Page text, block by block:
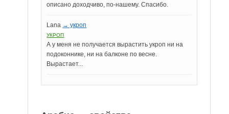
описано доходчиво, по-нашему. Спасибо.
Lana → укроп
УКРОП
А у меня не получается вырастить укроп ни на
подоконнике, ни на балконе по весне.
Вырастает...